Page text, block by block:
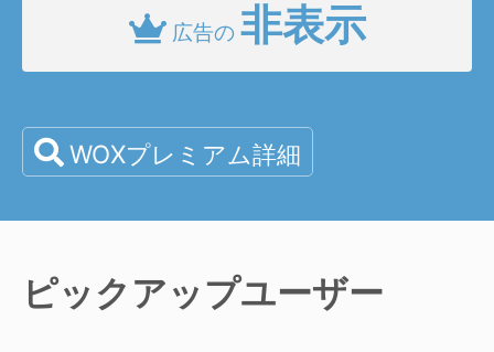
広告の 非表示
WOXプレミアム詳細
ピックアップユーザー